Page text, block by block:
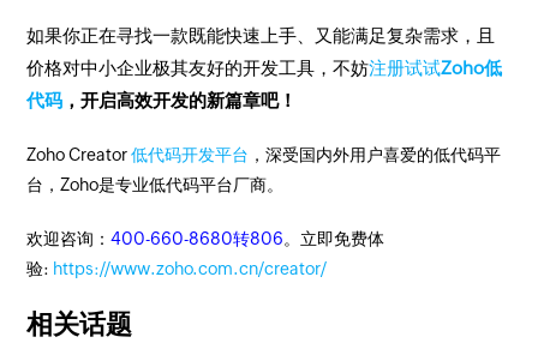
如果你正在寻找一款既能快速上手、又能满足复杂需求，且
价格对中小企业极其友好的开发工具，不妨注册试试Zoho低
代码 ，开启高效开发的新篇章吧！
Zoho Creator低代码开发平台 ，深受国内外用户喜爱的低代码平
台，Zoho是专业低代码平台厂商。
欢迎咨询：400-660-8680转806。立即免费体
验: https://www.zoho.com.cn/creator/
相关话题